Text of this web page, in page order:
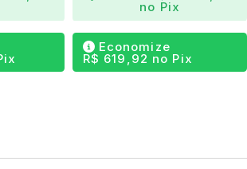
Estética minimalista e fluida com
de Jequitibá:Durabilidade e
no Pix
Economize
R$ 619,92 no Pix